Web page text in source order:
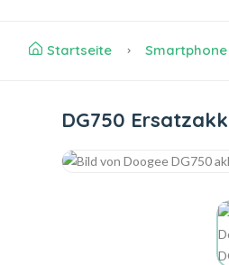
Startseite Smartphone
DG750